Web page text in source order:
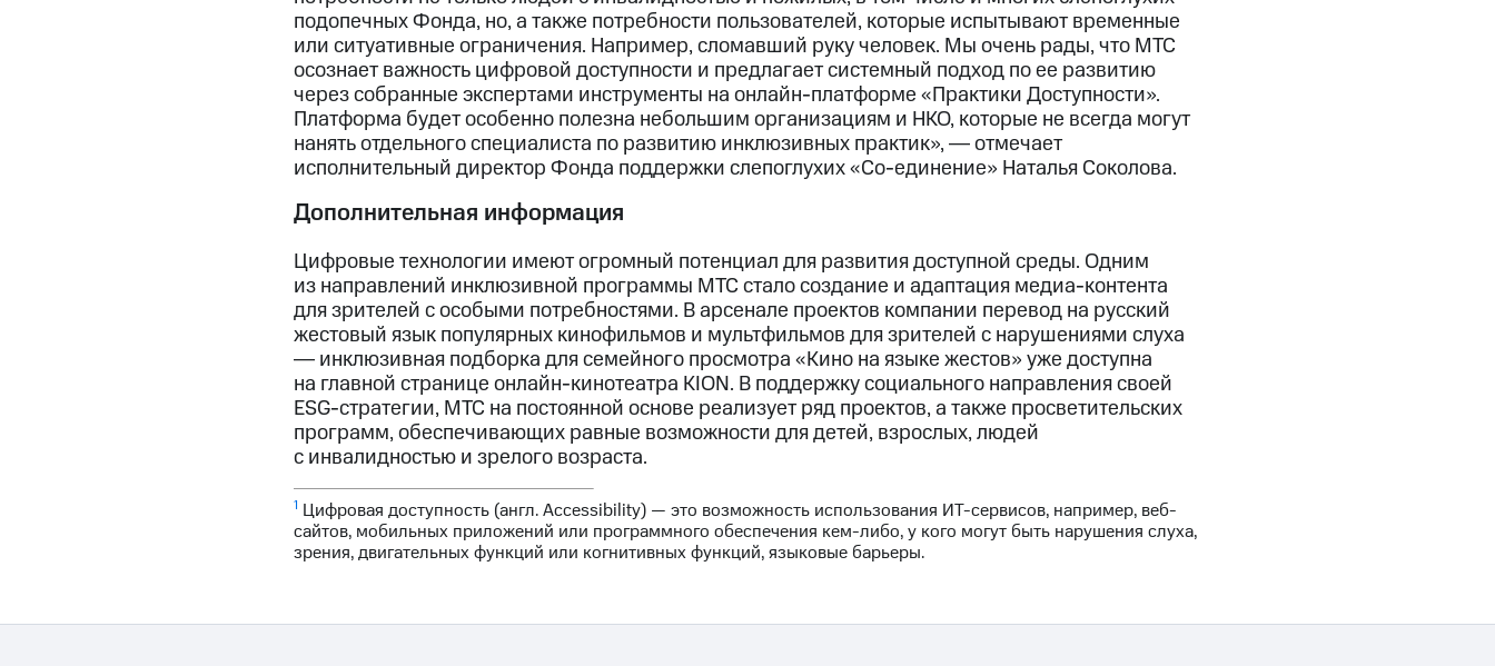
подопечных Фонда, но, а также потребности пользователей, которые испытывают временные
или ситуативные ограничения. Например, сломавший руку человек. Мы очень рады, что МТС
осознает важность цифровой доступности и предлагает системный подход по ее развитию
через собранные экспертами инструменты на онлайн-платформе «Практики Доступности».
Платформа будет особенно полезна небольшим организациям и НКО, которые не всегда могут
нанять отдельного специалиста по развитию инклюзивных практик», ― отмечает
исполнительный директор Фонда поддержки слепоглухих «Со-единение» Наталья Соколова.
Дополнительная информация
Цифровые технологии имеют огромный потенциал для развития доступной среды. Одним
из направлений инклюзивной программы МТС стало создание и адаптация медиа-контента
для зрителей с особыми потребностями. В арсенале проектов компании перевод на русский
жестовый язык популярных кинофильмов и мультфильмов для зрителей с нарушениями слуха
― инклюзивная подборка для семейного просмотра «Кино на языке жестов» уже доступна
на главной странице онлайн-кинотеатра KION. В поддержку социального направления своей
ESG-стратегии, МТС на постоянной основе реализует ряд проектов, а также просветительских
программ, обеспечивающих равные возможности для детей, взрослых, людей
с инвалидностью и зрелого возраста.
1 Цифровая доступность (англ. Accessibility) — это возможность использования ИТ-сервисов, например, веб-
сайтов, мобильных приложений или программного обеспечения кем-либо, у кого могут быть нарушения слуха,
зрения, двигательных функций или когнитивных функций, языковые барьеры.